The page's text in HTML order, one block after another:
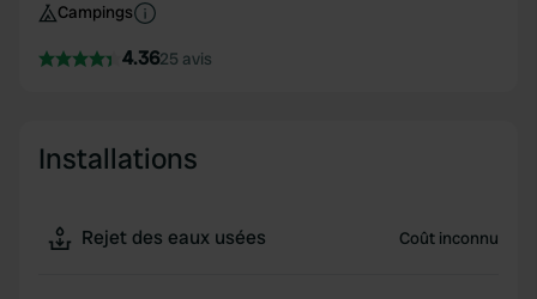
Campings
4.3625 avis
Installations
Rejet des eaux usées Coût inconnu